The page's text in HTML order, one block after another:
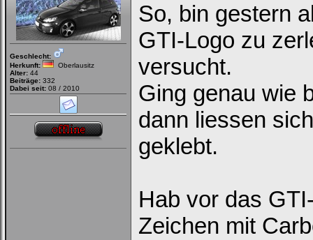
Geschlecht:
Herkunft:
Oberlausitz
Alter: 44
Beiträge: 332
Dabei seit: 08 / 2010
So, bin gestern
GTI-Logo zu
versucht.
Ging genau wie
dann liessen
geklebt.
Hab vor das
Zeichen mit